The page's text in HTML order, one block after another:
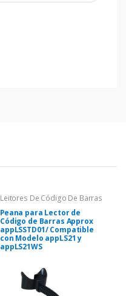
Leitores De Código De Barras
Peana para Lector de
Código de Barras Approx
appLSSTD01/ Compatible
con Modelo appLS21 y
appLS21WS